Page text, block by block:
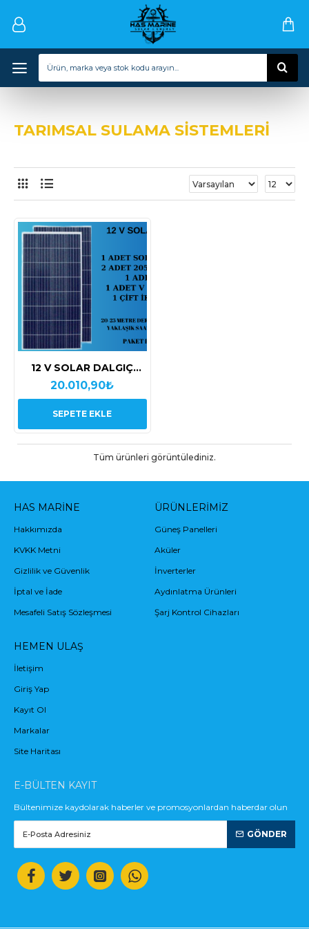
TARIMSAL SULAMA SİSTEMLERİ
12 V SOLAR DALGIÇ
POMPA SETİ
20.010,90₺
SEPETE EKLE
Tüm ürünleri görüntülediniz.
HAS MARINE
Hakkımızda
KVKK Metni
Gizlilik ve Güvenlik
İptal ve İade
Mesafeli Satış Sözleşmesi
ÜRÜNLERIMIZ
Güneş Panelleri
Aküler
İnverterler
Aydınlatma Ürünleri
Şarj Kontrol Cihazları
HEMEN ULAŞ
İletişim
Giriş Yap
Kayıt Ol
Markalar
Site Haritası
E-BÜLTEN KAYIT
Bültenimize kaydolarak haberler ve promosyonlardan haberdar olun
GÖNDER